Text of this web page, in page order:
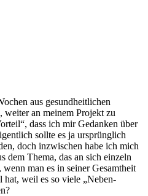
aus gesundheitlichen
weiter an meinem Projekt zu
dass ich mir Gedanken über
sollte es ja ursprünglich
doch inzwischen habe ich mich
dem Thema, das an sich einzeln
man es in seiner Gesamtheit
hat, weil es so viele „Neben-